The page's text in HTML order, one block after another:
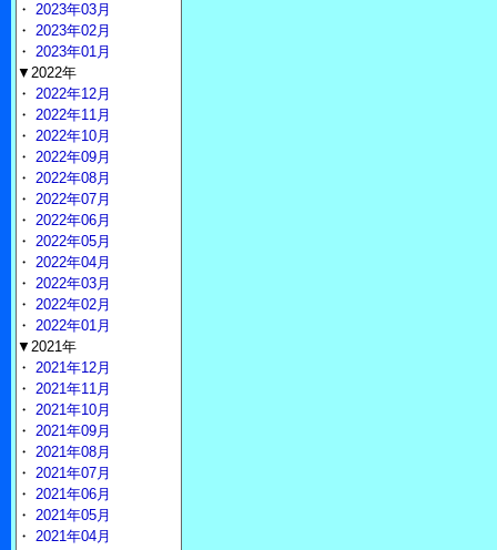
・ 2023年03月
・ 2023年02月
・ 2023年01月
▼2022年
・ 2022年12月
・ 2022年11月
・ 2022年10月
・ 2022年09月
・ 2022年08月
・ 2022年07月
・ 2022年06月
・ 2022年05月
・ 2022年04月
・ 2022年03月
・ 2022年02月
・ 2022年01月
▼2021年
・ 2021年12月
・ 2021年11月
・ 2021年10月
・ 2021年09月
・ 2021年08月
・ 2021年07月
・ 2021年06月
・ 2021年05月
・ 2021年04月